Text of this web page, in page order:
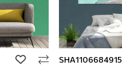
add to wishlistSHA1106684915